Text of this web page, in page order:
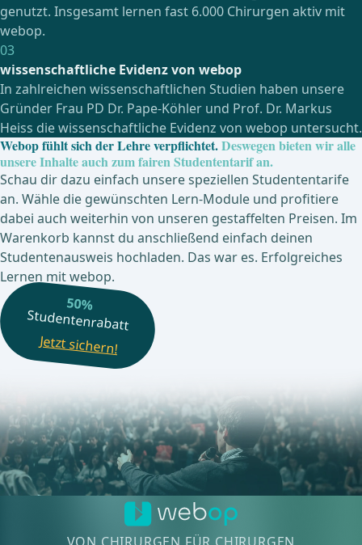
und Dienstleistungen zu präsentieren und ihr Profil zu
schärfen. webop.de wird in 240 Kliniken in Deutschland,
der Schweiz und Österreich als E-Learning-Plattform
genutzt. Insgesamt lernen fast 6.000 Chirurgen aktiv mit
webop.
03
wissenschaftliche Evidenz von webop
In zahlreichen wissenschaftlichen Studien haben unsere
Gründer Frau PD Dr. Pape-Köhler und Prof. Dr. Markus
Heiss die wissenschaftliche Evidenz von webop untersucht.
Webop fühlt sich der Lehre verpflichtet.Deswegen bieten wir alle
unsere Inhalte auch zum fairen Studententarif an.
Schau dir dazu einfach unsere speziellenStudententarife
an. Wähle die gewünschten Lern-Module und profitiere
dabei auch weiterhin von unseren gestaffelten Preisen. Im
Warenkorb kannst du anschließend einfach deinen
Studentenausweis hochladen. Das war es. Erfolgreiches
Lernen mit webop.
50%
Jetzt sichern!